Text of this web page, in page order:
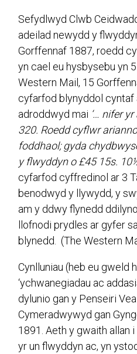
Sefydlwyd Clwb
adeilad newydd y
Gorffennaf 1887, roedd
yn cael eu hysbysebu yn
Western Mail, 15
cyfarfod blynyddol cyntaf
adroddwyd mai ‘… nifer
320. Roedd cyflwr
foddhaol; gyda
y flwyddyn o £45 15s.
cyfarfod cyffredinol ar 3
benodwyd y llywydd, y
am y ddwy flynedd
llofnodi prydles ar gyfer
blynedd. (The Western
Cynlluniau (heb eu gweld
‘ychwanegiadau ac
dylunio gan y Penseiri
Cymeradwywyd gan
1891. Aeth y gwaith allan
yr un flwyddyn ac, yn